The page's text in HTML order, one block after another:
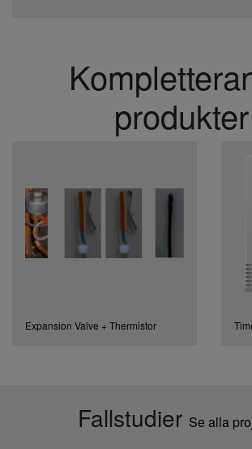
produkter
Expansion Valve + Thermistor
Fallstudier Se alla